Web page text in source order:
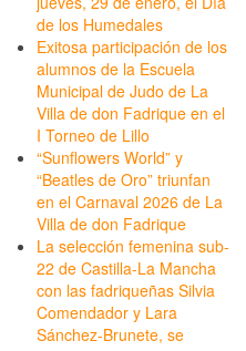
de los Humedales
Exitosa participación de los
alumnos de la Escuela
Municipal de Judo de La
Villa de don Fadrique en el
I Torneo de Lillo
“Sunflowers World” y
“Beatles de Oro” triunfan
en el Carnaval 2026 de La
Villa de don Fadrique
La selección femenina sub-
22 de Castilla-La Mancha
con las fadriqueñas Silvia
Comendador y Lara
Sánchez-Brunete, se